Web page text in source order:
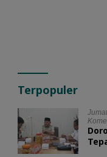
Terpopuler